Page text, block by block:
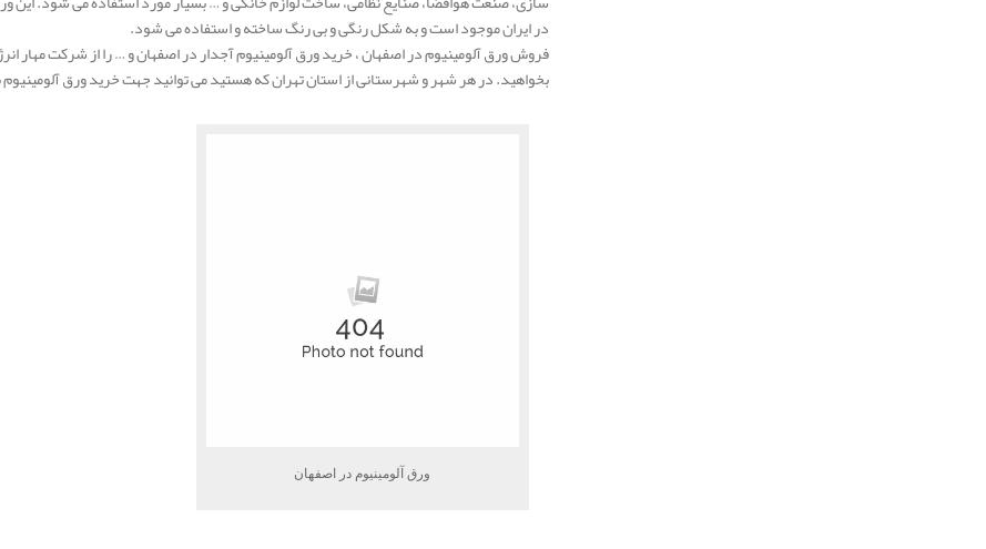
در ایران موجود است و به شکل رنگی و بی رنگ ساخته و استفاده می شود.
فروش ورق آلومینیوم در اصفهان، خرید ورق آلومینیوم آجدار در اصفهان و … را از شرکت مهار
بخواهید. در هر شهر و شهرستانی از استان تهران که هستید می توانید جهت خرید ورق
ورق آلومینیوم در اصفهان